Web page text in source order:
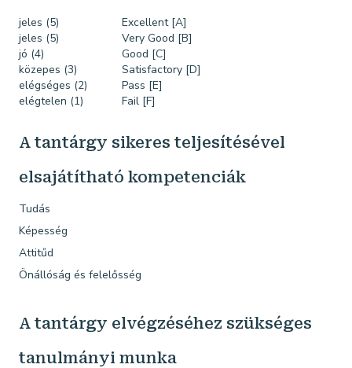
jeles (5)
Excellent [A]
jeles (5)
Very Good [B]
jó (4)
Good [C]
közepes (3)
Satisfactory [D]
elégséges (2)
Pass [E]
elégtelen (1)
Fail [F]
A tantárgy sikeres teljesítésével
elsajátítható kompetenciák
Tudás
Képesség
Attitűd
Önállóság és felelősség
A tantárgy elvégzéséhez szükséges
tanulmányi munka